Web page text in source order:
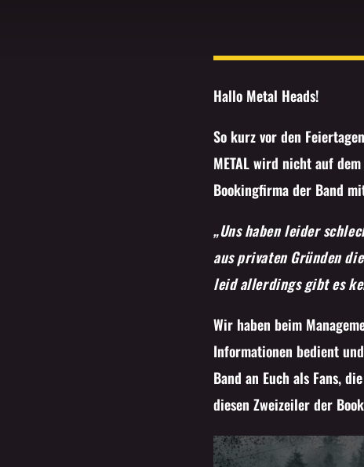
Hallo Metal Heads!
So kurz vor den
METAL wird nicht auf
Bookingfirma der Band
„Uns haben leider
aus privaten Gründen
leid allerdings gibt es
Wir haben beim
Informationen bedient
Band an Euch als Fans,
diesen Zweizeiler der